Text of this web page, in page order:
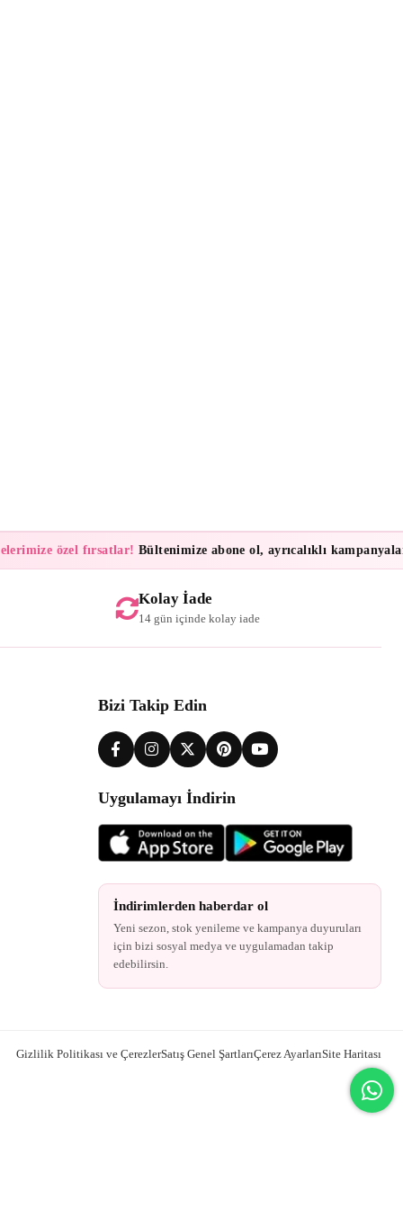
özel fırsatlar!Bültenimize abone ol, ayrıcalıklı kampanyalar
Kolay İade
14 gün içinde kolay iade
Bizi Takip Edin
Uygulamayı İndirin
İndirimlerden haberdar ol
Yeni sezon, stok yenileme ve kampanya duyuruları
için bizi sosyal medya ve uygulamadan takip
edebilirsin.
Gizlilik Politikası ve ÇerezlerSatış Genel ŞartlarıÇerez AyarlarıSite Haritası